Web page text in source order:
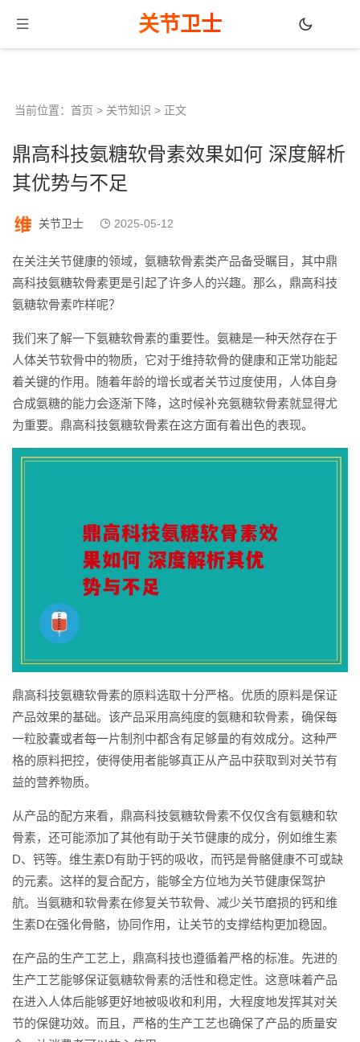
关节卫士
当前位置： 首页 > 关节知识 > 正文
鼎高科技氨糖软骨素效果如何 深度解析
其优势与不足
关节卫士 2025-05-12
在关注关节健康的领域，氨糖软骨素类产品备受瞩目，其中鼎
高科技氨糖软骨素更是引起了许多人的兴趣。那么，鼎高科技
氨糖软骨素咋样呢？
我们来了解一下氨糖软骨素的重要性。氨糖是一种天然存在于
人体关节软骨中的物质，它对于维持软骨的健康和正常功能起
着关键的作用。随着年龄的增长或者关节过度使用，人体自身
合成氨糖的能力会逐渐下降，这时候补充氨糖软骨素就显得尤
为重要。鼎高科技氨糖软骨素在这方面有着出色的表现。
鼎高科技氨糖软骨素的原料选取十分严格。优质的原料是保证
产品效果的基础。该产品采用高纯度的氨糖和软骨素，确保每
一粒胶囊或者每一片制剂中都含有足够量的有效成分。这种严
格的原料把控，使得使用者能够真正从产品中获取到对关节有
益的营养物质。
从产品的配方来看，鼎高科技氨糖软骨素不仅仅含有氨糖和软
骨素，还可能添加了其他有助于关节健康的成分，例如维生素
D、钙等。维生素D有助于钙的吸收，而钙是骨骼健康不可或缺
的元素。这样的复合配方，能够全方位地为关节健康保驾护
航。当氨糖和软骨素在修复关节软骨、减少关节磨损的钙和维
生素D在强化骨骼，协同作用，让关节的支撑结构更加稳固。
在产品的生产工艺上，鼎高科技也遵循着严格的标准。先进的
生产工艺能够保证氨糖软骨素的活性和稳定性。这意味着产品
在进入人体后能够更好地被吸收和利用，大程度地发挥其对关
节的保健功效。而且，严格的生产工艺也确保了产品的质量安